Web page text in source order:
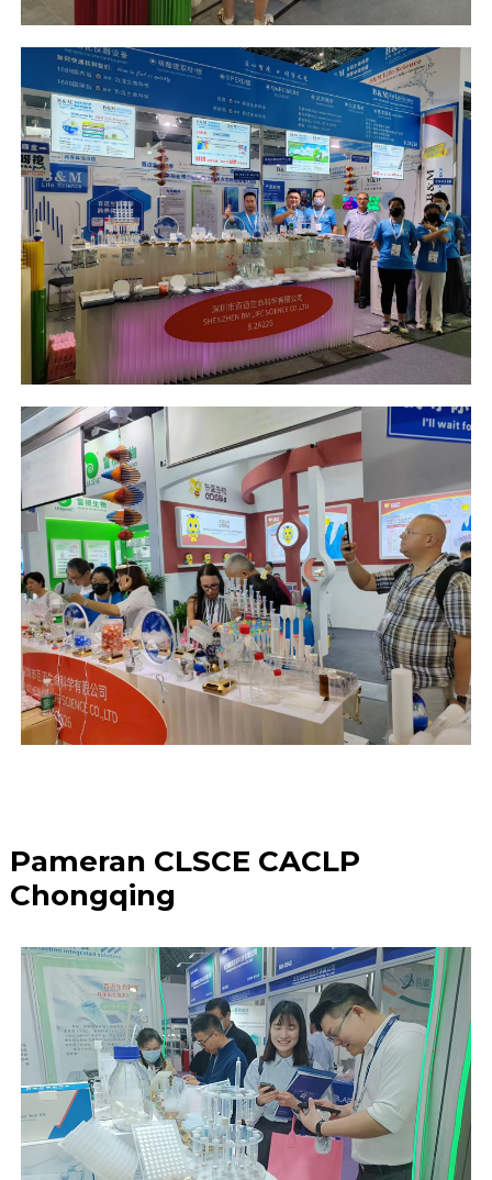
Pameran CLSCE CACLP
Chongqing